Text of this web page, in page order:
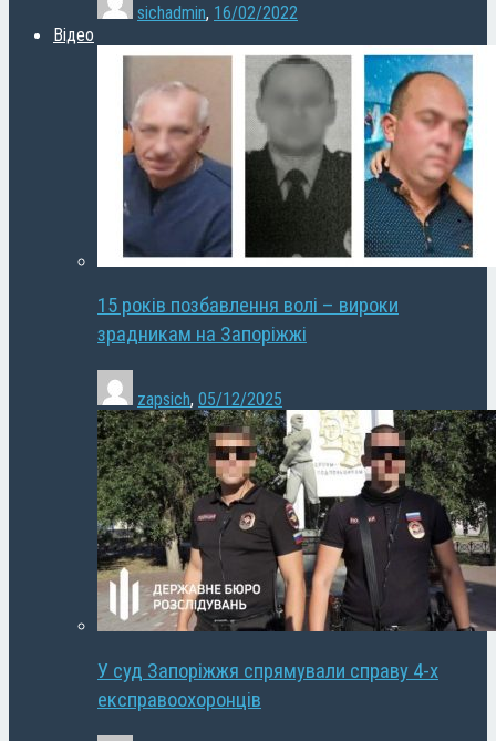
sichadmin, 16/02/2022
Відео
15 років позбавлення волі – вироки
зрадникам на Запоріжжі
zapsich, 05/12/2025
У суд Запоріжжя спрямували справу 4-х
експравоохоронців